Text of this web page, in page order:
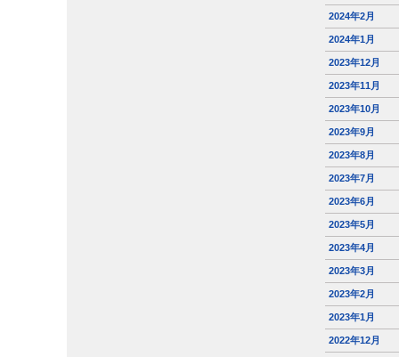
2024年2月
2024年1月
2023年12月
2023年11月
2023年10月
2023年9月
2023年8月
2023年7月
2023年6月
2023年5月
2023年4月
2023年3月
2023年2月
2023年1月
2022年12月